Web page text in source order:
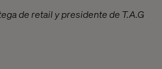
de retail y presidente de T.A.G